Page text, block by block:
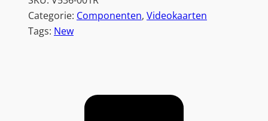
Categorie: Componenten, Videokaarten
Tags: New